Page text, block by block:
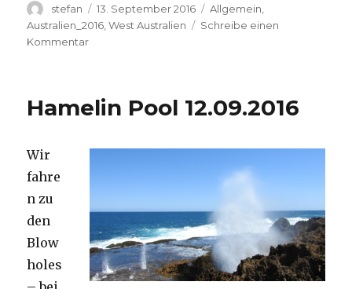
Autor
stefan
Veröffentlicht
am
13. September 2016 Kategorien
Allgemein
Australien_2016 ,West Australien
Schreibe einen
Kommentarzu
Hamelin Pool 12.09.2016
Wir
fahre
n zu
den
Blow
holes